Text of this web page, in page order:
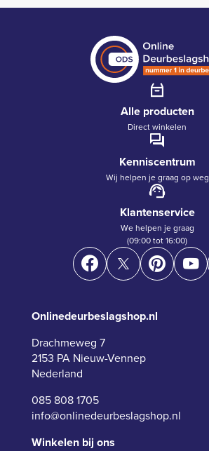
Alle producten
Direct winkelen
Kenniscentrum
Wij helpen je graag op weg
Klantenservice
We helpen je graag
(09:00 tot 16:00)
Onlinedeurbeslagshop.nl
Drachmeweg 7
2153 PA Nieuw-Vennep
Nederland
085 808 1705
info@onlinedeurbeslagshop.nl
Winkelen bij ons